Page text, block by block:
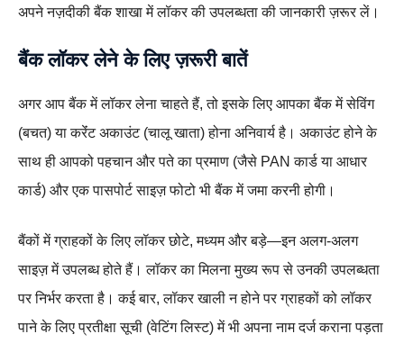
अपने नज़दीकी बैंक शाखा में लॉकर की उपलब्धता की जानकारी ज़रूर लें।
बैंक लॉकर लेने के लिए ज़रूरी बातें
अगर आप बैंक में लॉकर लेना चाहते हैं, तो इसके लिए आपका बैंक में सेविंग
(बचत) या करेंंट अकाउंट (चालू खाता) होना अनिवार्य है। अकाउंट होने के
साथ ही आपको पहचान और पते का प्रमाण (जैसे PAN कार्ड या आधार
कार्ड) और एक पासपोर्ट साइज़ फोटो भी बैंक में जमा करनी होगी।
बैंकों में ग्राहकों के लिए लॉकर छोटे, मध्यम और बड़े—इन अलग-अलग
साइज़ में उपलब्ध होते हैं। लॉकर का मिलना मुख्य रूप से उनकी उपलब्धता
पर निर्भर करता है। कई बार, लॉकर खाली न होने पर ग्राहकों को लॉकर
पाने के लिए प्रतीक्षा सूची (वेटिंग लिस्ट) में भी अपना नाम दर्ज कराना पड़ता